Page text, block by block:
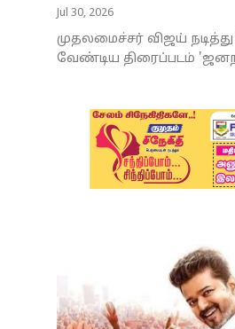
Astrology
Jul 30, 2026
முதலமைச்சர் விஜய்
வேண்டிய திரைப்படம்